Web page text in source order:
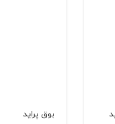
بوق پراید